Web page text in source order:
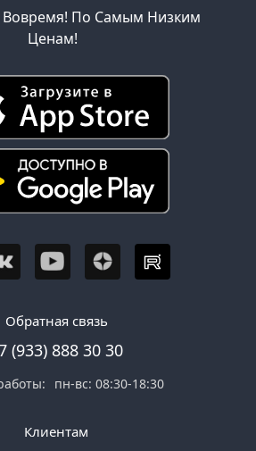
Вовремя! По Самым Низким
Ценам!
Обратная связь
(933) 888 30 30
пн-вс: 08:30-18:30
Клиентам